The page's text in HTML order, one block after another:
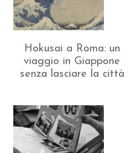
Hokusai a Roma: un
viaggio in Giappone
senza lasciare la città